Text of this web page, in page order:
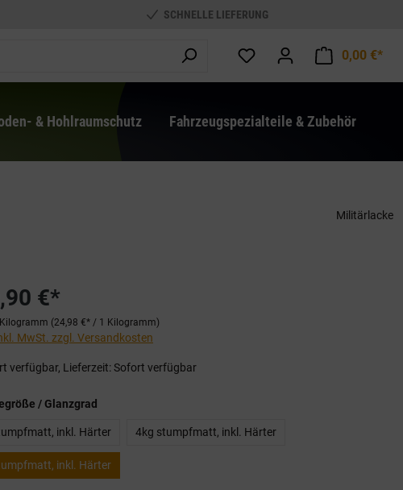
SCHNELLE LIEFERUNG
0,00 €*
& Hohlraumschutz Fahrzeugspezialteile & Zubehör
Militärlacke
€*
(24,98 €* / 1 Kilogramm)
MwSt. zzgl. Versandkosten
verfügbar, Lieferzeit: Sofort verfügbar
/ Glanzgrad
inkl. Härter 4kg stumpfmatt, inkl. Härter
inkl. Härter